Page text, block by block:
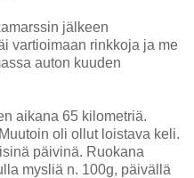
jälkeen
vartioimaan rinkkoja ja me
auton kuuden
aikana 65 kilometriä.
oli ollut loistava keli.
päivinä. Ruokana
mysliä n. 100g, päivällä